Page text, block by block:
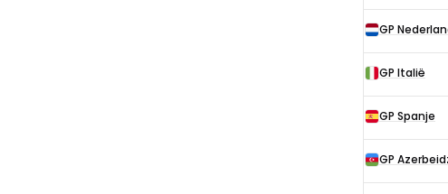
kalender
2026
GP
GP Italië
GP Spanje
GP